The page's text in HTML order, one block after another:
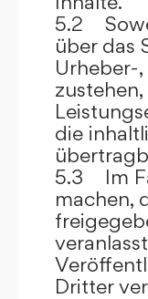
5.2
über das
Urheber-
die
5.3 Im
machen,
Dritter